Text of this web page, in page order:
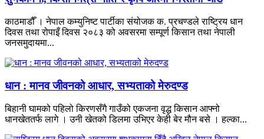
काठमाडौँ । नेपाल कम्युनिष्ट पार्टीका संयोजक क. प्रचण्डले राष्ट्रिय धान
दिवस तथा रोपाइँ दिवस २०८३ को अवसरमा सम्पूर्ण किसान तथा नेपाली
जनसमुदायमा...
धान : मानव जीवनको आधार, सभ्यताको मेरुदण्ड
बिहानी घामको पहिलो किरणसँगै गाउँको एकजना वृद्ध किसान आफ्नो
धानखेततर्फ लागे । उनी खेतको डिलमा उभिएर केही बेर मौन बसे । हल्का...